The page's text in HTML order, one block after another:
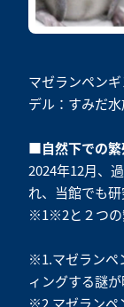
マゼランペン
デル：すみだ水
■自然下での繁
2024年12月、
れ、当館でも
※1※2と２つの
※1.マゼランペ
ィングする謎が
※2.マゼランペ